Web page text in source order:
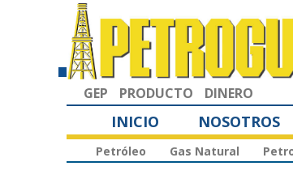
GEP PRODUCTO DINERO
INICIO NOSOTROS
Petróleo Gas Natural